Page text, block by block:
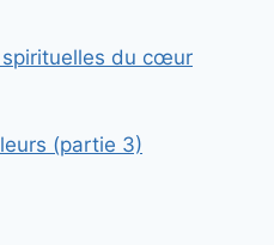
du cœur
(partie 3)